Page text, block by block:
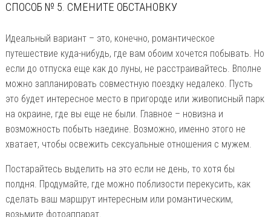
СПОСОБ № 5. СМЕНИТЕ ОБСТАНОВКУ
Идеальный вариант – это, конечно, романтическое
путешествие куда-нибудь, где вам обоим хочется побывать. Но
если до отпуска еще как до луны, не расстраивайтесь. Вполне
можно запланировать совместную поездку недалеко. Пусть
это будет интересное место в пригороде или живописный парк
на окраине, где вы еще не были. Главное – новизна и
возможность побыть наедине. Возможно, именно этого не
хватает, чтобы освежить сексуальные отношения с мужем.
Постарайтесь выделить на это если не день, то хотя бы
полдня. Продумайте, где можно поблизости перекусить, как
сделать ваш маршрут интересным или романтическим,
возьмите фотоаппарат.